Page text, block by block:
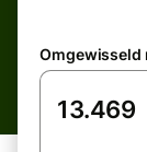
Omgewisseld